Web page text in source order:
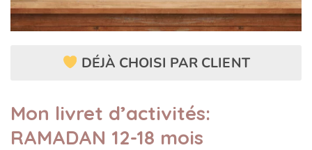
DÉJÀ CHOISI PAR CLIENT
Mon livret d’activités:
RAMADAN 12-18 mois